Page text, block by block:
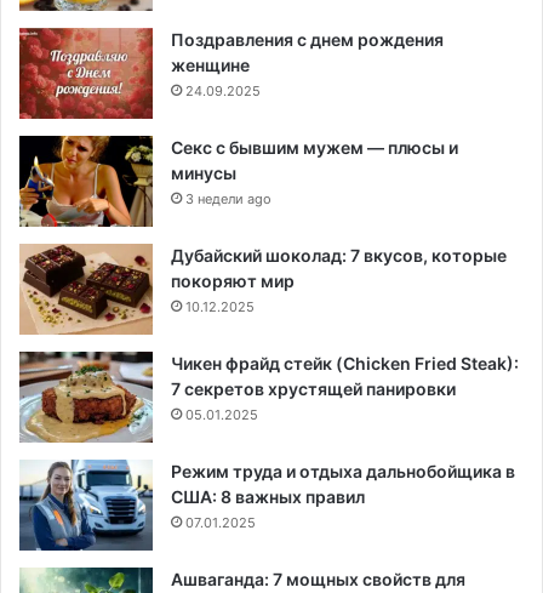
Поздравления с днем рождения
женщине
24.09.2025
Секс с бывшим мужем — плюсы и
минусы
3 недели ago
Дубайский шоколад: 7 вкусов, которые
покоряют мир
10.12.2025
Чикен фрайд стейк (Chicken Fried Steak):
7 секретов хрустящей панировки
05.01.2025
Режим труда и отдыха дальнобойщика в
США: 8 важных правил
07.01.2025
Ашваганда: 7 мощных свойств для